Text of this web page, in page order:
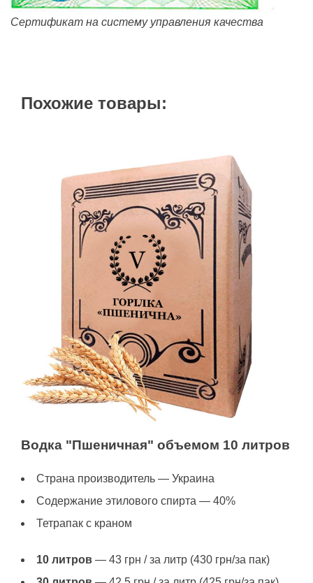
Сертификат на систему управления качества
Похожие товары:
Водка "Пшеничная" объемом 10 литров
Страна производитель — Украина
Содержание этилового спирта — 40%
Тетрапак с краном
10 литров — 43 грн / за литр (430 грн/за пак)